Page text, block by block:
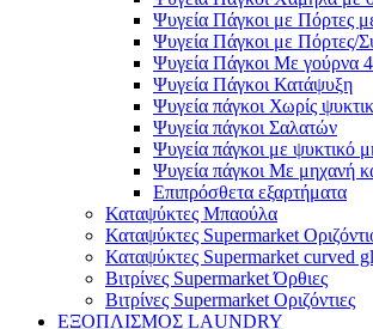
Ψυγεία Πάγκοι με Πόρτες
Ψυγεία Πάγκοι με Πόρτες/
Ψυγεία Πάγκοι Με γούρνα
Ψυγεία Πάγκοι Κατάψυξη
Ψυγεία πάγκοι Χωρίς
Ψυγεία πάγκοι Σαλατών
Ψυγεία πάγκοι με ψυκτικό
Ψυγεία πάγκοι Με μηχανή
Επιπρόσθετα εξαρτήματα
Καταψύκτες Μπαούλα
Καταψύκτες Supermarket
Καταψύκτες Supermarket curved
Βιτρίνες Supermarket Όρθιες
Βιτρίνες Supermarket Οριζόντιες
ΕΞΟΠΛΙΣΜΟΣ LAUNDRY